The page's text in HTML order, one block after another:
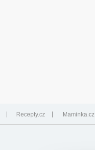
Recepty.cz Maminka.cz